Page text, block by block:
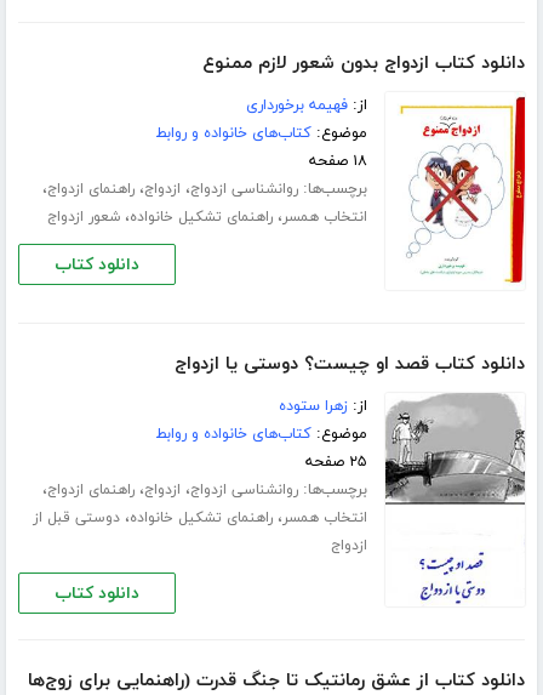
دانلود کتاب ازدواج بدون شعور لازم ممنوع
از:فهیمه برخورداری
موضوع:کتاب‌های خانواده و روابط
۱۸ صفحه
برچسب‌ها:روانشناسی ازدواج، ازدواج،راهنمای ازدواج،
انتخاب همسر،راهنمای تشکیل خانواده،شعور ازدواج
دانلود کتاب
دانلود کتاب قصد او چیست؟ دوستی یا ازدواج
از:زهرا ستوده
موضوع:کتاب‌های خانواده و روابط
۲۵ صفحه
برچسب‌ها:روانشناسی ازدواج، ازدواج،راهنمای ازدواج،
انتخاب همسر،راهنمای تشکیل خانواده،دوستی قبل از
ازدواج
دانلود کتاب
دانلود کتاب از عشق رمانتیک تا جنگ قدرت (راهنمایی برای زوج‌ها